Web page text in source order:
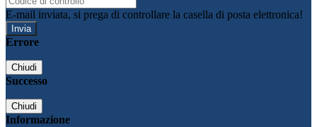
E-mail inviata, si prega di controllare la casella di posta elettronica!
Errore
Chiudi
Successo
Chiudi
Informazione